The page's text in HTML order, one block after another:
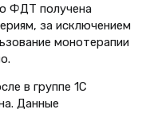
ФДТ получена
за исключением
монотерапии
в группе 1С
Данные